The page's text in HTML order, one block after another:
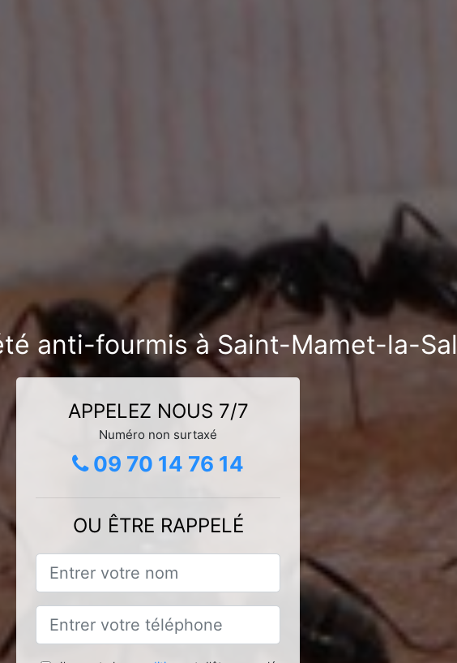
anti-fourmis à Saint-Mamet-la-
APPELEZ NOUS 7/7
Numéro non surtaxé
09 70 14 76 14
OU ÊTRE RAPPELÉ